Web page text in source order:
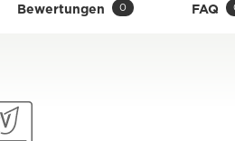
Bewertungen 0 FAQ